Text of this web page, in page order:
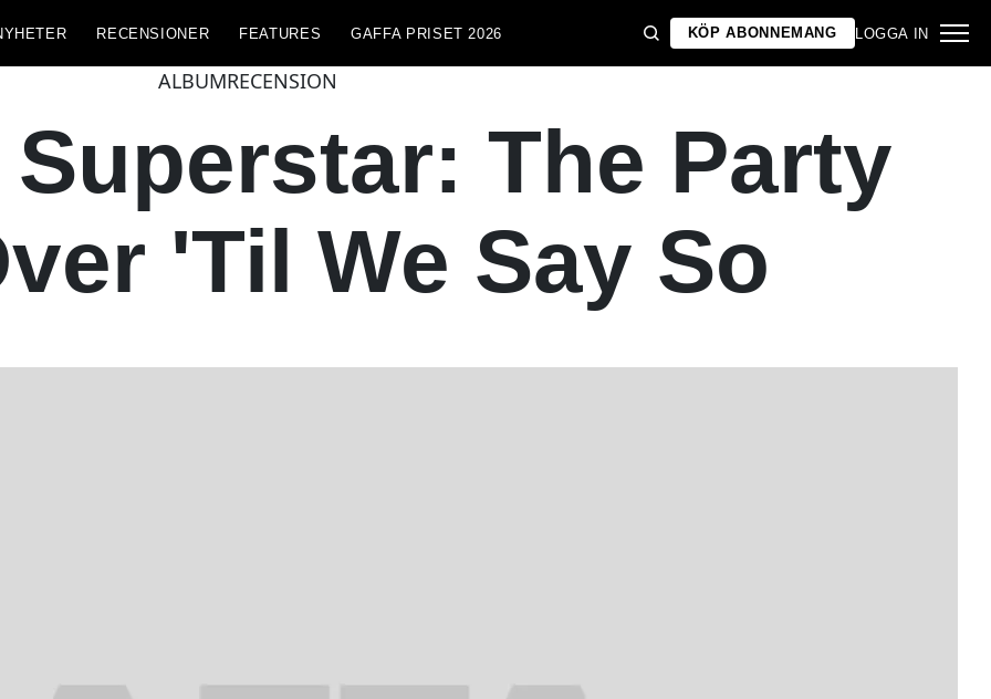
RECENSIONER FEATURES GAFFA PRISET 2026 KÖP ABONNEMANG LOGGA IN
ALBUMRECENSION
The Party
'Til We Say So